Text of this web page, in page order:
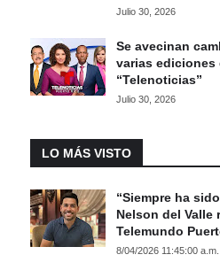
Julio 30, 2026
Se avecinan
varias ediciones
“Telenoticias”
Julio 30, 2026
LO MÁS VISTO
“Siempre ha
Nelson del Valle
Telemundo
8/04/2026 11:45:00 a.m.